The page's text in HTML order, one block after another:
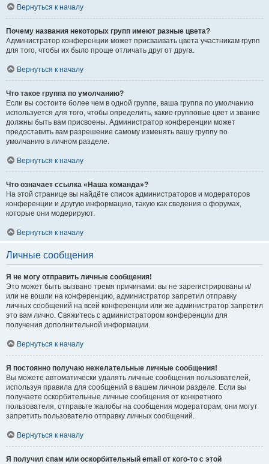
Вернуться к началу
Почему названия некоторых групп имеют разные цвета?
Администратор конференции может присваивать цвета участникам групп
для того, чтобы их было проще отличать друг от друга.
Вернуться к началу
Что такое группа по умолчанию?
Если вы состоите более чем в одной группе, ваша группа по умолчанию
используется для того, чтобы определить, какие групповые цвет и звание
должны быть вам присвоены. Администратор конференции может
предоставить вам разрешение самому изменять вашу группу по
умолчанию в личном разделе.
Вернуться к началу
Что означает ссылка «Наша команда»?
На этой странице вы найдёте список администраторов и модераторов
конференции и другую информацию, такую как сведения о форумах,
которые они модерируют.
Вернуться к началу
Личные сообщения
Я не могу отправить личные сообщения!
Это может быть вызвано тремя причинами: вы не зарегистрированы и/
или не вошли на конференцию, администратор запретил отправку
личных сообщений на всей конференции или же администратор запретил
это вам лично. Свяжитесь с администратором конференции для
получения дополнительной информации.
Вернуться к началу
Я постоянно получаю нежелательные личные сообщения!
Вы можете автоматически удалять личные сообщения пользователей,
используя правила для сообщений в вашем личном разделе. Если вы
получаете оскорбительные личные сообщения от конкретного
пользователя, отправьте жалобы на сообщения модераторам; они могут
запретить пользователю отправку личных сообщений.
Вернуться к началу
Я получил спам или оскорбительный email от кого-то с этой